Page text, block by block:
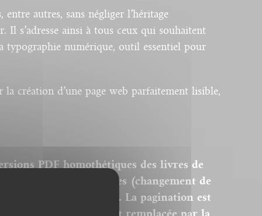
autres, sans négliger l’héritage
Il s’adresse ainsi à tous ceux qui souhaitent
typographie numérique, outil essentiel pour
création d’une page web parfaitement lisible,
PDF homothétiques des livres de
donc pas modifiables (changement de
des images). La pagination est